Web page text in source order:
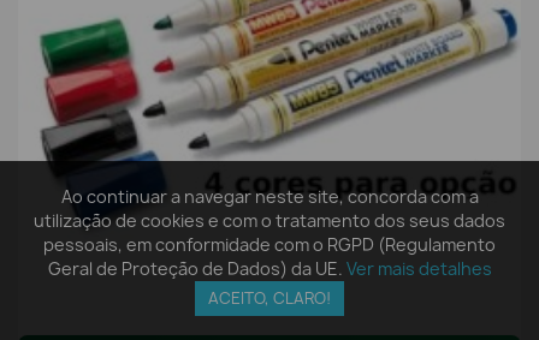
Ao continuar a navegar neste site, concorda com a
utilização de cookies e com o tratamento dos seus dados
pessoais, em conformidade com o RGPD (Regulamento
Geral de Proteção de Dados) da UE. Ver mais detalhes
ACEITO, CLARO!